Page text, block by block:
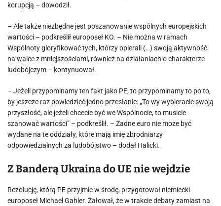
korupcją – dowodził.
– Ale także niezbędne jest poszanowanie wspólnych europejskich
wartości – podkreślił europoseł KO. – Nie można w ramach
Wspólnoty gloryfikować tych, którzy opierali (…) swoją aktywność
na walce z mniejszościami, również na działaniach o charakterze
ludobójczym – kontynuował.
– Jeżeli przypominamy ten fakt jako PE, to przypominamy to po to,
by jeszcze raz powiedzieć jedno przesłanie: „To wy wybieracie swoją
przyszłość, ale jeżeli chcecie być we Wspólnocie, to musicie
szanować wartości” – podkreślił. – Żadne euro nie może być
wydane na te oddziały, które mają imię zbrodniarzy
odpowiedzialnych za ludobójstwo – dodał Halicki.
Z Banderą Ukraina do UE nie wejdzie
Rezolucję, którą PE przyjmie w środę, przygotował niemiecki
europoseł Michael Gahler. Żałował, że w trakcie debaty zamiast na